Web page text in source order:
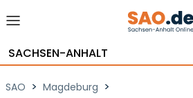
SACHSEN-ANHALT
SAO > Magdeburg >